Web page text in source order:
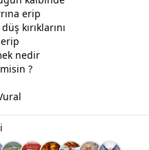
erip
kırıklarını
nedir
?